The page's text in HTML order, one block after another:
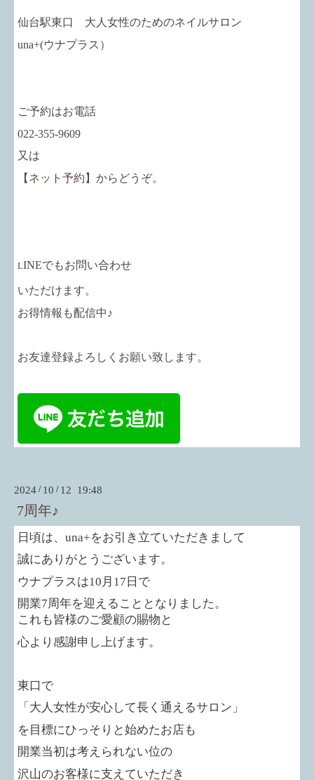
仙台駅東口 大人女性のためのネイルサロン
una+(ウナプラス）
ご予約はお電話
022-355-9609
又は
【 ネット予約 】からどうぞ。
LINEでもお問い合わせ
いただけます。
お得情報も配信中♪
お友達登録よろしくお願い致します。
2024 / 10 / 12 19:48
7周年♪
日頃は、 una+をお引き立ていただきまして
誠にありがとうございます。
ウナプラスは10 月 17 日で
開業7周年を迎えることとなりました。
これも皆様のご愛顧の賜物と
心より感謝申し上げます。
東口で
「大人女性が安心して長く通えるサロン」
を目標にひっそりと始めたお店も
開業当初は考えられない位の
沢山のお客様に支えていただき